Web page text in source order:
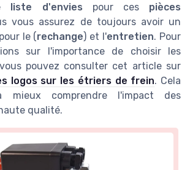
liste d'envies pour ces pièces
vous assurez de toujours avoir un
le (rechange) et l'entretien. Pour
sur l'importance de choisir les
pouvez consulter cet article sur
logos sur les étriers de frein. Cela
mieux comprendre l'impact des
qualité.